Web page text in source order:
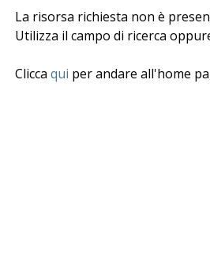
La risorsa richiesta non è
Utilizza il campo di ricerca
Cliccaqui per andare all'home